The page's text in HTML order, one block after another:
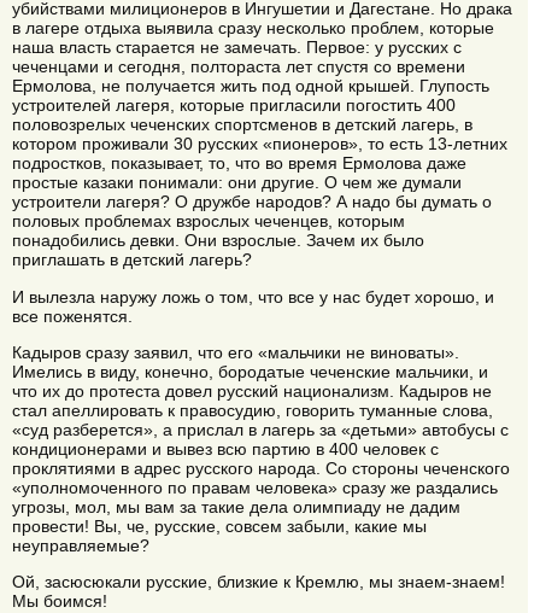
убийствами милиционеров в Ингушетии и Дагестане. Но драка
в лагере отдыха выявила сразу несколько проблем, которые
наша власть старается не замечать. Первое: у русских с
чеченцами и сегодня, полтораста лет спустя со времени
Ермолова, не получается жить под одной крышей. Глупость
устроителей лагеря, которые пригласили погостить 400
половозрелых чеченских спортсменов в детский лагерь, в
котором проживали 30 русских «пионеров», то есть 13-летних
подростков, показывает, то, что во время Ермолова даже
простые казаки понимали: они другие. О чем же думали
устроители лагеря? О дружбе народов? А надо бы думать о
половых проблемах взрослых чеченцев, которым
понадобились девки. Они взрослые. Зачем их было
приглашать в детский лагерь?
И вылезла наружу ложь о том, что все у нас будет хорошо, и
все поженятся.
Кадыров сразу заявил, что его «мальчики не виноваты».
Имелись в виду, конечно, бородатые чеченские мальчики, и
что их до протеста довел русский национализм. Кадыров не
стал апеллировать к правосудию, говорить туманные слова,
«суд разберется», а прислал в лагерь за «детьми» автобусы с
кондиционерами и вывез всю партию в 400 человек с
проклятиями в адрес русского народа. Со стороны чеченского
«уполномоченного по правам человека» сразу же раздались
угрозы, мол, мы вам за такие дела олимпиаду не дадим
провести! Вы, че, русские, совсем забыли, какие мы
неуправляемые?
Ой, засюсюкали русские, близкие к Кремлю, мы знаем-знаем!
Мы боимся!